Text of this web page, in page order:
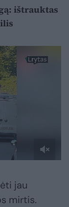
ištrauktas
jau
mirtis.